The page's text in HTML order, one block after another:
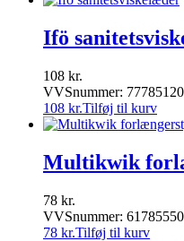
Ifö
108 kr.
VVSnummer:
108 kr.Tilføj til kurv
Multikwik
78 kr.
VVSnummer:
78 kr.Tilføj til kurv